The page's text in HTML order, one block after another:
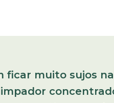
ficar muito sujos